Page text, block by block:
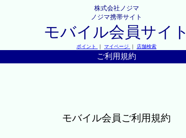
株式会社ノジマ
ノジマ携帯サイト
モバイル会員サイト
ポイント ｜ マイページ ｜ 店舗検索
ご利用規約
モバイル会員ご利用規約